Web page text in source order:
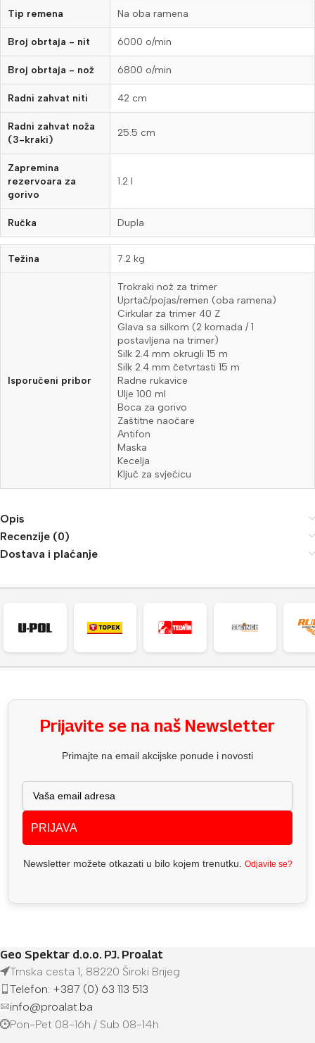
Tip remena Na oba ramena
Broj obrtaja - nit 6000 o/min
Broj obrtaja - nož 6800 o/min
Radni zahvat niti 42 cm
Radni zahvat noža
(3-kraki)
25.5 cm
Zapremina
rezervoara za
gorivo
1.2 l
Ručka Dupla
Težina 7.2 kg
Isporučeni pribor
Trokraki nož za trimer
Uprtač/pojas/remen (oba ramena)
Cirkular za trimer 40 Z
Glava sa silkom (2 komada / 1
postavljena na trimer)
Silk 2.4 mm okrugli 15 m
Silk 2.4 mm četvrtasti 15 m
Radne rukavice
Ulje 100 ml
Boca za gorivo
Zaštitne naočare
Antifon
Maska
Kecelja
Ključ za svjećicu
Opis
Recenzije (0)
Dostava i plaćanje
Prijavite se na naš Newsletter
Primajte na email akcijske ponude i novosti
PRIJAVA
Newsletter možete otkazati u bilo kojem trenutku. Odjavite se?
Geo Spektar d.o.o. PJ. Proalat
Trnska cesta 1, 88220 Široki Brijeg
Telefon: +387 (0) 63 113 513
info@proalat.ba
Pon-Pet 08-16h / Sub 08-14h